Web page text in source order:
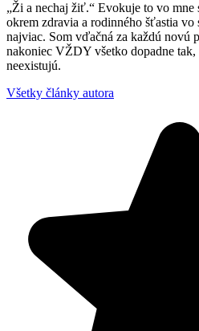
„Ži a nechaj žiť.“ Evokuje to vo mne
okrem zdravia a rodinného šťastia vo
najviac. Som vďačná za každú novú
nakoniec VŽDY všetko dopadne tak,
neexistujú.
Všetky články autora